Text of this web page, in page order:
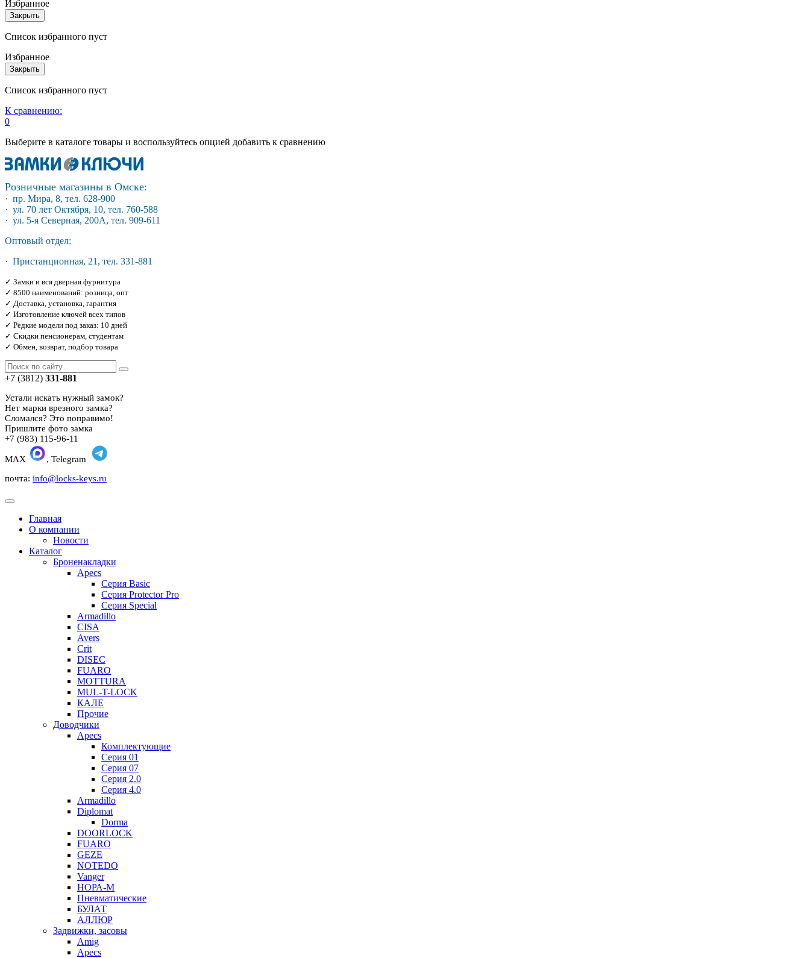
Избранное
Закрыть
Список избранного пуст
Избранное
Закрыть
Список избранного пуст
К сравнению:
0
Выберите в каталоге товары и воспользуйтесь опцией добавить к сравнению
Розничные магазины в Омске:
· пр. Мира, 8, тел. 628-900
· ул. 70 лет Октября, 10, тел. 760-588
· ул. 5-я Северная, 200А, тел. 909-611
Оптовый отдел:
· Пристанционная, 21, тел. 331-881
✓ Замки и вся дверная фурнитура
✓ 8500 наименований: розница, опт
✓ Доставка, установка, гарантия
✓ Изготовление ключей всех типов
✓ Редкие модели под заказ: 10 дней
✓ Скидки пенсионерам, студентам
✓ Обмен, возврат, подбор товара
+7 (3812) 331-881
Устали искать нужный замок?
Нет марки врезного замка?
Сломался? Это поправимо!
Пришлите фото замка
+7 (983) 115-96-11
MAX
, Telegram
почта: info@locks-keys.ru
Главная
О компании
Новости
Каталог
Броненакладки
Apecs
Серия Basic
Серия Protector Pro
Серия Special
Armadillo
CISA
Avers
Crit
DISEC
FUARO
MOTTURA
MUL-T-LOCK
КАЛЕ
Прочие
Доводчики
Apecs
Комплектующие
Серия 01
Серия 07
Серия 2.0
Серия 4.0
Armadillo
Diplomat
Dorma
DOORLOCK
FUARO
GEZE
NOTEDO
Vanger
НОРА-М
Пневматические
БУЛАТ
АЛЛЮР
Задвижки, засовы
Amig
Apecs